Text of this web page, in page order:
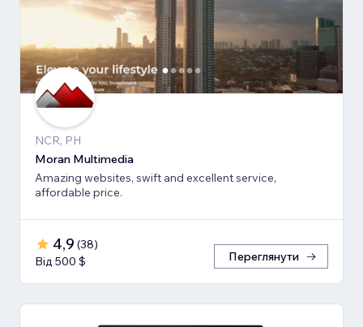
NCR, PH
Moran Multimedia
Amazing websites, swift and excellent service,
affordable price.
4,9 (38)
Від 500 $
Переглянути